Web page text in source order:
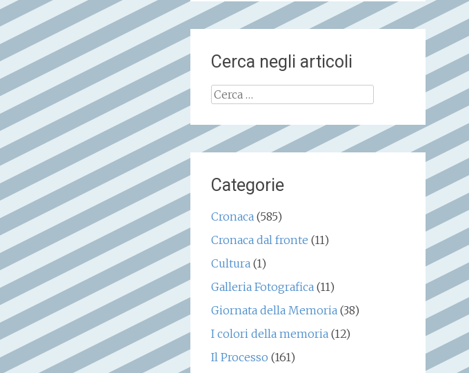
Cerca negli articoli
Ricerca
Categorie
Cronaca(585)
Cronaca dal fronte (11)
Cultura(1)
Galleria Fotografica(11)
Giornata della Memoria(38)
I colori della memoria(12)
Il Processo (161)